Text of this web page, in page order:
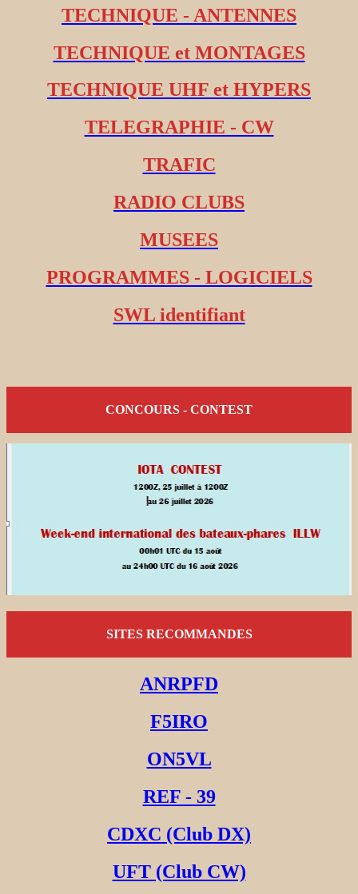
TECHNIQUE - ANTENNES
TECHNIQUE et MONTAGES
TECHNIQUE UHF et HYPERS
TELEGRAPHIE - CW
TRAFIC
RADIO CLUBS
MUSEES
PROGRAMMES - LOGICIELS
SWL identifiant
CONCOURS - CONTEST
SITES RECOMMANDES
ANRPFD
F5IRO
ON5VL
REF - 39
CDXC (Club DX)
UFT (Club CW)